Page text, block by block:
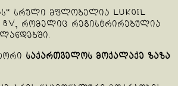
სრული მფლობელია Lukoil
რომელიც რეგისტრირებულია
საქართველოს მოქალაქე ზაზა